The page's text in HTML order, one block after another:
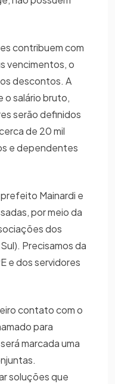
contribuem com
vencimentos, o
descontos. A
o salário bruto,
serão definidos
de 20 mil
e dependentes
Mainardi e
por meio da
dos
Precisamos da
e dos servidores
contato com o
para
marcada uma
soluções que